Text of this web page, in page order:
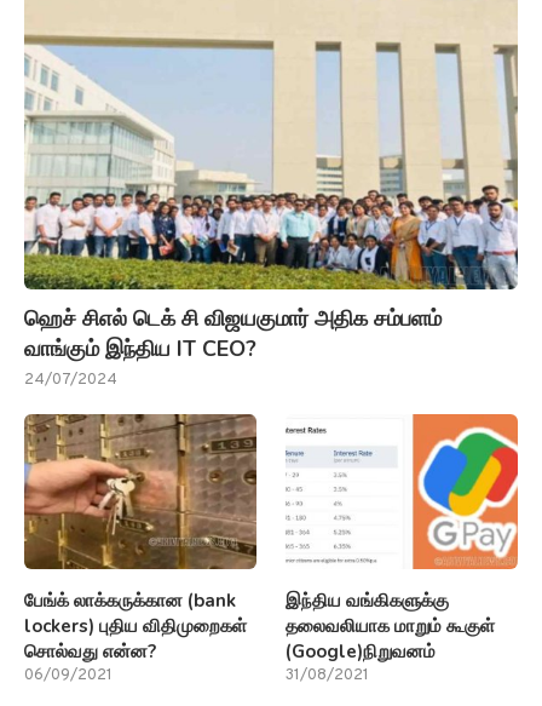
ஹெச் சிஎல் டெக் சி விஜயகுமார் அதிக சம்பளம்
வாங்கும் இந்திய IT CEO?
24/07/2024
பேங்க் லாக்கருக்கான (bank
lockers) புதிய விதிமுறைகள்
சொல்வது என்ன?
06/09/2021
இந்திய வங்கிகளுக்கு
தலைவலியாக மாறும் கூகுள்
(Google)நிறுவனம்
31/08/2021